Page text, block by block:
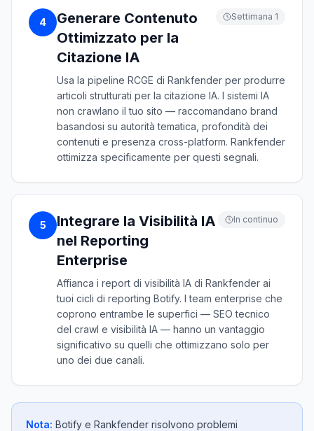
4
Generare Contenuto
Ottimizzato per la
Citazione IA
Settimana 1
Usa la pipeline RCGE di Rankfender per produrre
articoli strutturati per la citazione IA. I sistemi IA
non crawlano il tuo sito — raccomandano brand
basandosi su autorità tematica, profondità dei
contenuti e presenza cross-platform. Rankfender
ottimizza specificamente per questi segnali.
5
Integrare la Visibilità IA
nel Reporting
Enterprise
In continuo
Affianca i report di visibilità IA di Rankfender ai
tuoi cicli di reporting Botify. I team enterprise che
coprono entrambe le superfici — SEO tecnico
del crawl e visibilità IA — hanno un vantaggio
significativo su quelli che ottimizzano solo per
uno dei due canali.
Nota: Botify e Rankfender risolvono problemi